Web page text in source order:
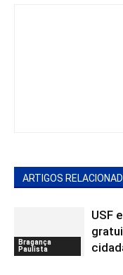
ARTIGOS
Bragança
Paulista
USF